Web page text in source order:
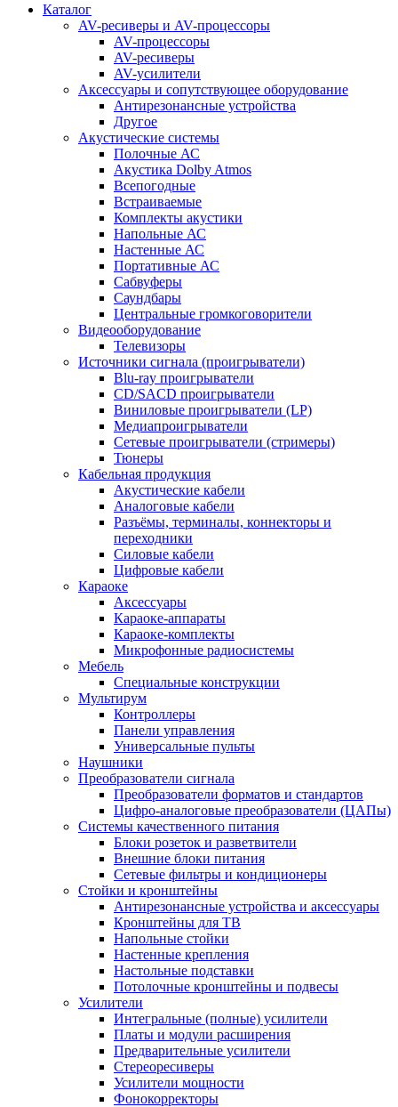
Каталог
AV-ресиверы и AV-процессоры
AV-процессоры
AV-ресиверы
AV-усилители
Аксессуары и сопутствующее оборудование
Антирезонансные устройства
Другое
Акустические системы
Полочные АС
Акустика Dolby Atmos
Всепогодные
Встраиваемые
Комплекты акустики
Напольные АС
Настенные АС
Портативные АС
Сабвуферы
Саундбары
Центральные громкоговорители
Видеооборудование
Телевизоры
Источники сигнала (проигрыватели)
Blu-ray проигрыватели
CD/SACD проигрыватели
Виниловые проигрыватели (LP)
Медиапроигрыватели
Сетевые проигрыватели (стримеры)
Тюнеры
Кабельная продукция
Акустические кабели
Аналоговые кабели
Разъёмы, терминалы, коннекторы и
переходники
Силовые кабели
Цифровые кабели
Караоке
Аксессуары
Караоке-аппараты
Караоке-комплекты
Микрофонные радиосистемы
Мебель
Специальные конструкции
Мультирум
Контроллеры
Панели управления
Универсальные пульты
Наушники
Преобразователи сигнала
Преобразователи форматов и стандартов
Цифро-аналоговые преобразователи (ЦАПы)
Системы качественного питания
Блоки розеток и разветвители
Внешние блоки питания
Сетевые фильтры и кондиционеры
Стойки и кронштейны
Антирезонансные устройства и аксессуары
Кронштейны для ТВ
Напольные стойки
Настенные крепления
Настольные подставки
Потолочные кронштейны и подвесы
Усилители
Интегральные (полные) усилители
Платы и модули расширения
Предварительные усилители
Стереоресиверы
Усилители мощности
Фонокорректоры